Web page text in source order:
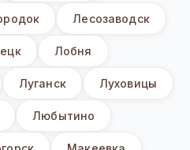
Лесозаводск
Лобня
Луганск Луховицы
Любытино